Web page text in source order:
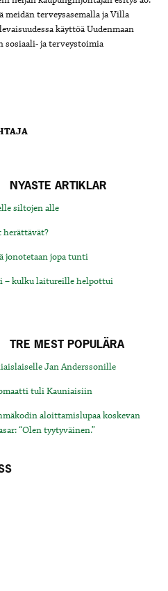
terveysasemalla ja Villa
käyttöä Uudenmaan
sosiaali- ja terveystoimia
NYASTE ARTIKLAR
siltojen alle
herättävät?
jonotetaan jopa tunti
– kulku laitureille helpottui
TRE MEST POPULÄRA
Jan Anderssonille
tuli Kauniaisiin
aloittamislupaa koskevan
“Olen tyytyväinen.”